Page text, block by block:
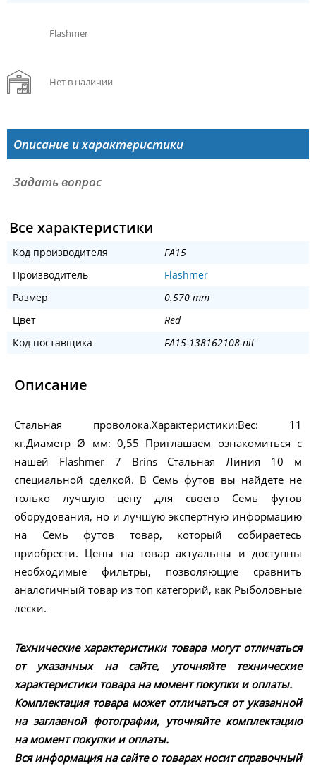
Flashmer
Нет в наличии
Описание и характеристики
Задать вопрос
Все характеристики
Код производителя
FA15
Производитель
Flashmer
Размер
0.570 mm
Цвет
Red
Код поставщика
FA15-138162108-nit
Описание
Стальная проволока.Характеристики:Вес: 11
кг.Диаметр Ø мм: 0,55 Приглашаем ознакомиться с
нашей Flashmer 7 Brins Стальная Линия 10 м
специальной сделкой. В Семь футов вы найдете не
только лучшую цену для своего Семь футов
оборудования, но и лучшую экспертную информацию
на Семь футов товар, который собираетесь
приобрести. Цены на товар актуальны и доступны
необходимые фильтры, позволяющие сравнить
аналогичный товар из топ категорий, как Рыболовные
лески.
Технические характеристики товара могут отличаться
от указанных на сайте, уточняйте технические
характеристики товара на момент покупки и оплаты.
Комплектация товара может отличаться от указанной
на заглавной фотографии, уточняйте комплектацию
на момент покупки и оплаты.
Вся информация на сайте о товарах носит справочный